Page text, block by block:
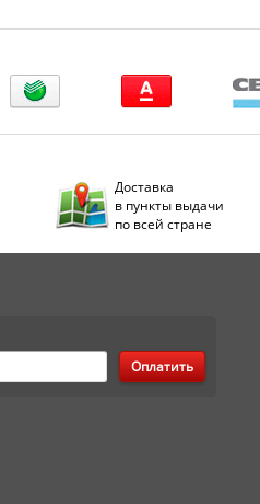
Доставка
в пункты выдачи
по всей стране
Оплатить